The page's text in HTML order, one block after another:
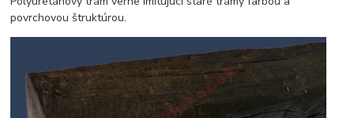
povrchovou štruktúrou.